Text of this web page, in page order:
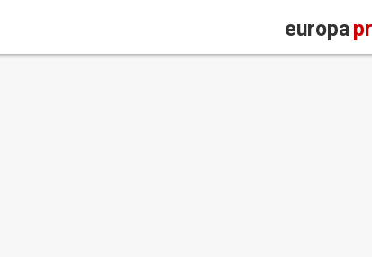
europa